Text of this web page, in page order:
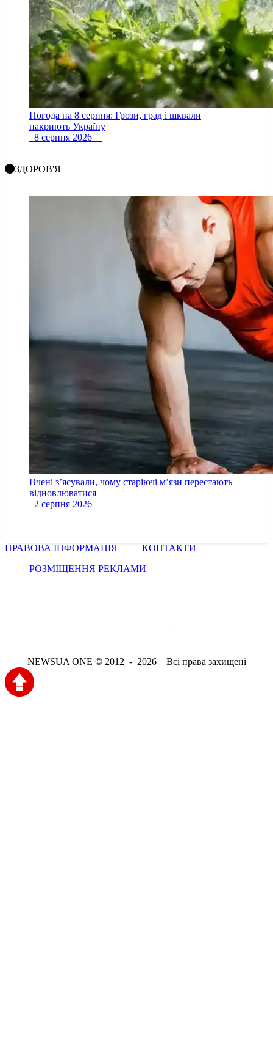
Погода на 8 серпня: Грози, град і шквали
накриють Україну
8 серпня 2026
ЗДОРОВ'Я
Вчені з’ясували, чому старіючі м’язи перестають
відновлюватися
2 серпня 2026
ПРАВОВА ІНФОРМАЦІЯ
КОНТАКТИ
РОЗМІЩЕННЯ РЕКЛАМИ
NEWSUA ONE © 2012 - 2026 Всі права захищені